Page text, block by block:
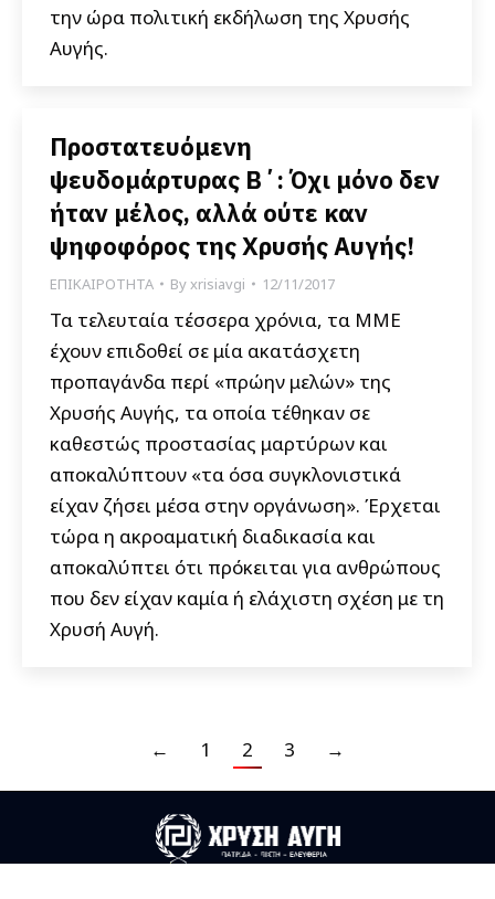
την ώρα πολιτική εκδήλωση της Χρυσής
Αυγής.
Προστατευόμενη
ψευδομάρτυρας Β΄: Όχι μόνο δεν
ήταν μέλος, αλλά ούτε καν
ψηφοφόρος της Χρυσής Αυγής!
ΕΠΙΚΑΙΡΟΤΗΤΑ Byxrisiavgi 12/11/2017
Τα τελευταία τέσσερα χρόνια, τα ΜΜΕ
έχουν επιδοθεί σε μία ακατάσχετη
προπαγάνδα περί «πρώην μελών» της
Χρυσής Αυγής, τα οποία τέθηκαν σε
καθεστώς προστασίας μαρτύρων και
αποκαλύπτουν «τα όσα συγκλονιστικά
είχαν ζήσει μέσα στην οργάνωση». Έρχεται
τώρα η ακροαματική διαδικασία και
αποκαλύπτει ότι πρόκειται για ανθρώπους
που δεν είχαν καμία ή ελάχιστη σχέση με τη
Χρυσή Αυγή.
← 1 2 3 →